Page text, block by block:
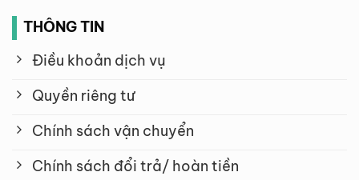
THÔNG TIN
Điều khoản dịch vụ
Quyền riêng tư
Chính sách vận chuyển
Chính sách đổi trả/ hoàn tiền